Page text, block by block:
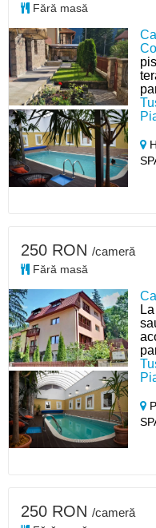
Fără masă
250 RON /cameră
Fără masă
250 RON /cameră